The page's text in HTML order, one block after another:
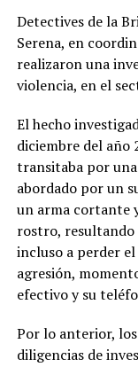
Detectives de la
Serena, en
realizaron una
violencia, en el
El hecho
diciembre del año
transitaba por
abordado por un
un arma cortante
rostro, resultando
incluso a perder
agresión,
efectivo y su
Por lo anterior,
diligencias de